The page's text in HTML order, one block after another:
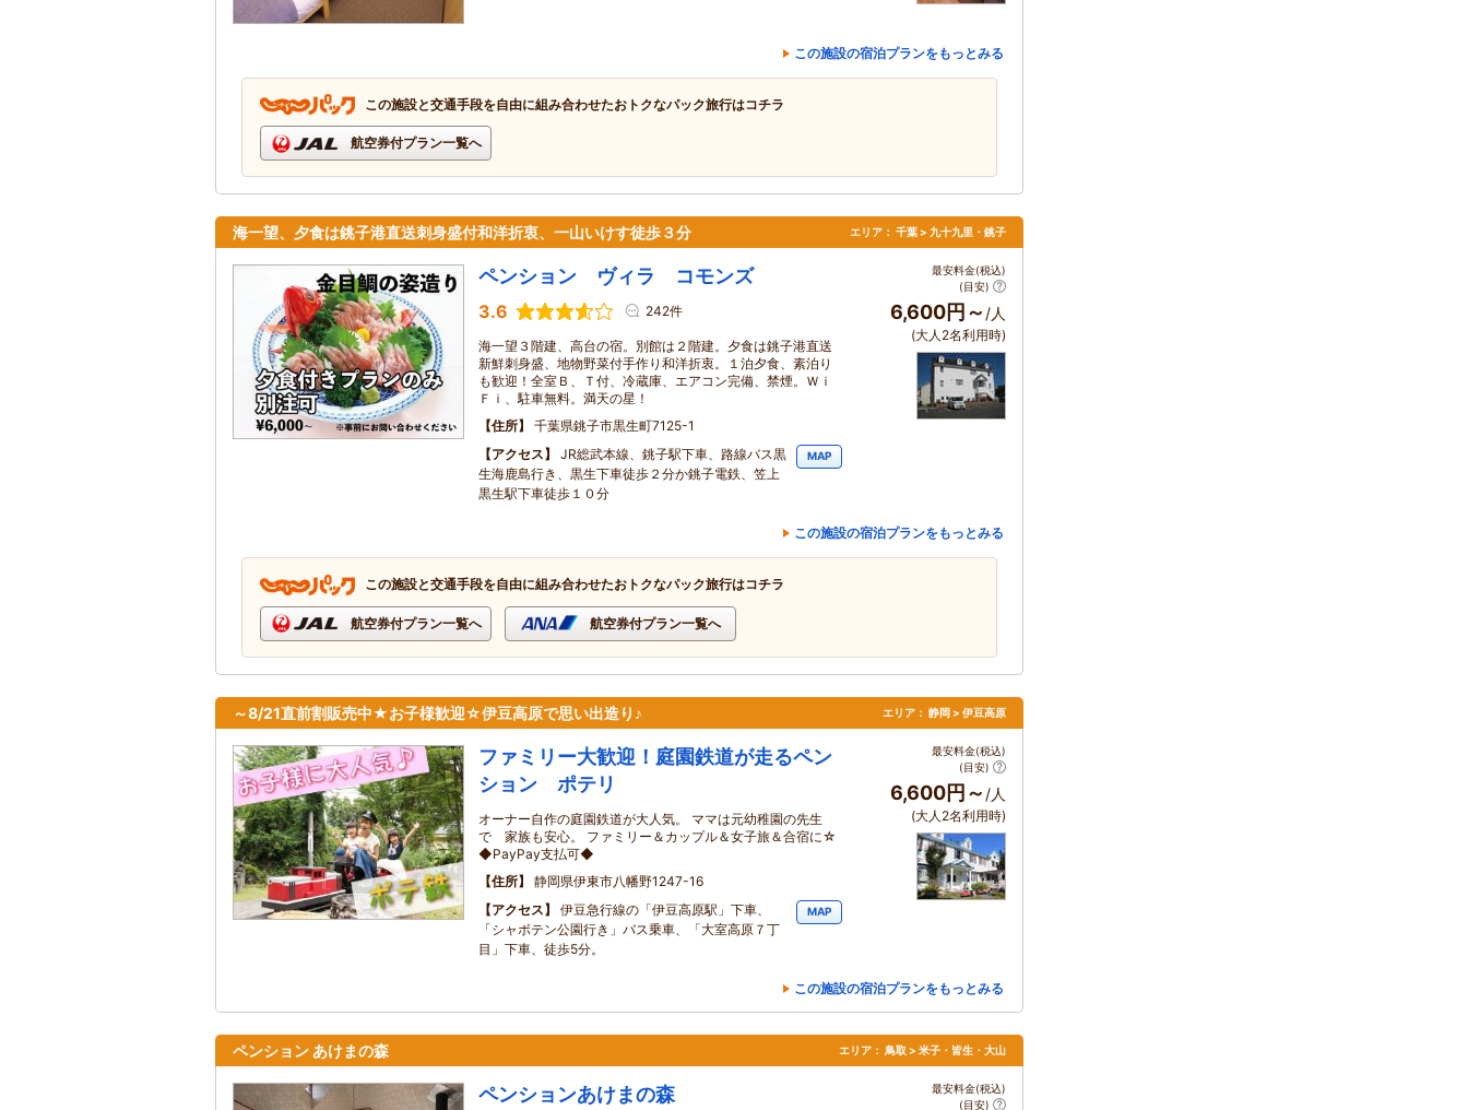
この施設の宿泊プランをもっとみる
この施設と交通手段を自由に組み合わせたおトクなパック旅行はコチラ
航空券付プラン一覧へ
海一望、夕食は銚子港直送刺身盛付和洋折衷、一山いけす徒歩３分 エリア： 千葉 > 九十九里・銚子
ペンション ヴィラ コモンズ
3.6 242件
海一望３階建、高台の宿。別館は２階建。夕食は銚子港直送
新鮮刺身盛、地物野菜付手作り和洋折衷。１泊夕食、素泊り
も歓迎！全室Ｂ、Ｔ付、冷蔵庫、エアコン完備、禁煙。Ｗｉ
Ｆｉ、駐車無料。満天の星！
住所
千葉県銚子市黒生町7125-1
アクセス
JR総武本線、銚子駅下車、路線バス黒
生海鹿島行き、黒生下車徒歩２分か銚子電鉄、笠上
黒生駅下車徒歩１０分
MAP
最安料金(税込)
(目安)
6,600円～/人
(大人2名利用時)
この施設の宿泊プランをもっとみる
この施設と交通手段を自由に組み合わせたおトクなパック旅行はコチラ
航空券付プラン一覧へ 航空券付プラン一覧へ
～8/21直前割販売中★お子様歓迎☆伊豆高原で思い出造り♪ エリア： 静岡 > 伊豆高原
ファミリー大歓迎！庭園鉄道が走るペン
ション ポテリ
オーナー自作の庭園鉄道が大人気。 ママは元幼稚園の先生
で 家族も安心。 ファミリー＆カップル＆女子旅＆合宿に☆
◆PayPay支払可◆
住所
静岡県伊東市八幡野1247-16
アクセス
伊豆急行線の「伊豆高原駅」下車、
「シャボテン公園行き」バス乗車、「大室高原７丁
目」下車、徒歩5分。
MAP
最安料金(税込)
(目安)
6,600円～ /人
(大人2名利用時)
この施設の宿泊プランをもっとみる
ペンション あけまの森 エリア： 鳥取 > 米子・皆生・大山
ペンションあけまの森
最安料金(税込)
(目安)